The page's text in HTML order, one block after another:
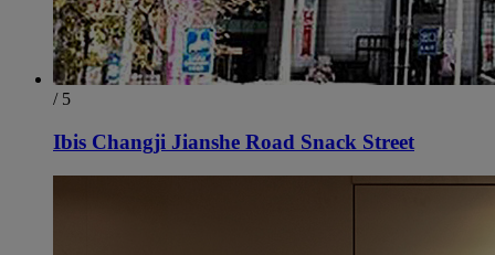
/ 5
Ibis Changji Jianshe Road Snack Street